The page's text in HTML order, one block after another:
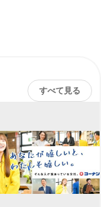
すべて見る